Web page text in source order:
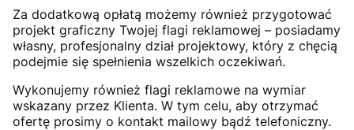
Za dodatkową opłatą możemy również przygotować
projekt graficzny Twojej flagi reklamowej – posiadamy
własny, profesjonalny dział projektowy, który z chęcią
podejmie się spełnienia wszelkich oczekiwań.
Wykonujemy również flagi reklamowe na wymiar
wskazany przez Klienta. W tym celu, aby otrzymać
ofertę prosimy o kontakt mailowy bądź telefoniczny.